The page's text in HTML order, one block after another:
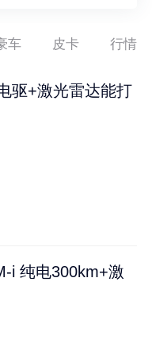
车 皮卡 行情
驱+激光雷达能打
i 纯电300km+激